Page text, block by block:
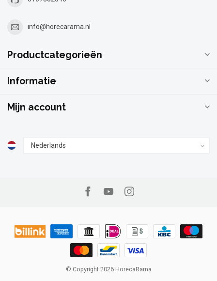
info@horecarama.nl
Productcategorieën
Informatie
Mijn account
© Copyright 2026 HorecaRama